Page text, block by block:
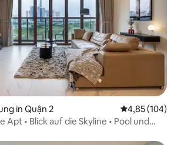
in Quận 2
4,85 (104)
Apt • Blick auf die Skyline • Pool und